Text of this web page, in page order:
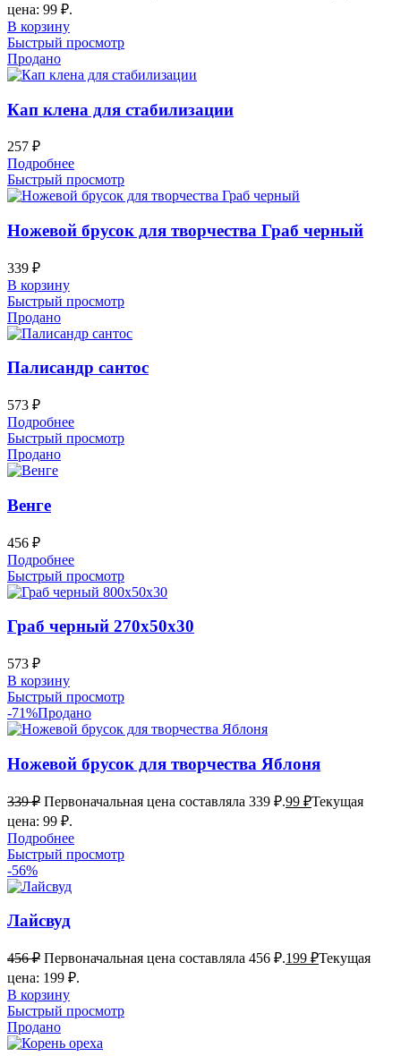
цена: 99 ₽.
В корзину
Быстрый просмотр
Продано
Кап клена для стабилизации
257 ₽
Подробнее
Быстрый просмотр
Ножевой брусок для творчества Граб черный
339 ₽
В корзину
Быстрый просмотр
Продано
Палисандр сантос
573 ₽
Подробнее
Быстрый просмотр
Продано
Венге
456 ₽
Подробнее
Быстрый просмотр
Граб черный 270х50х30
573 ₽
В корзину
Быстрый просмотр
-71%Продано
Ножевой брусок для творчества Яблоня
339₽ Первоначальная цена составляла 339 ₽.99 ₽Текущая
цена: 99 ₽.
Подробнее
Быстрый просмотр
-56%
Лайсвуд
456₽ Первоначальная цена составляла 456 ₽.199 ₽Текущая
цена: 199 ₽.
В корзину
Быстрый просмотр
Продано